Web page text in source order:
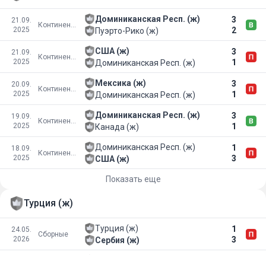
21.09.
2025
Континентальный чемпионат NORCECA
Доминиканская Респ. (ж)
3
2
Пуэрто-Рико (ж)
21.09.
2025
Континентальный чемпионат NORCECA
США (ж)
3
1
Доминиканская Респ. (ж)
20.09.
2025
Континентальный чемпионат NORCECA
Мексика (ж)
3
1
Доминиканская Респ. (ж)
19.09.
2025
Континентальный чемпионат NORCECA
Доминиканская Респ. (ж)
3
1
Канада (ж)
18.09.
2025
Континентальный чемпионат NORCECA
Доминиканская Респ. (ж)
1
3
США (ж)
Показать еще
Турция (ж)
24.05.
2026
Сборные
Турция (ж)
1
3
Сербия (ж)